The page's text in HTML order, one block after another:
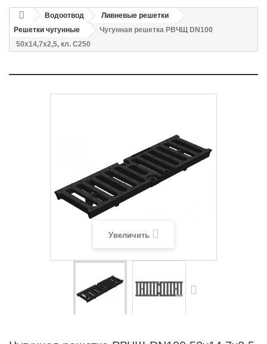
Водоотвод
Ливневые решетки
Решетки чугунные
Чугунная решетка РВЧЩ DN100
50x14,7x2,5, кл. C250
Увеличить